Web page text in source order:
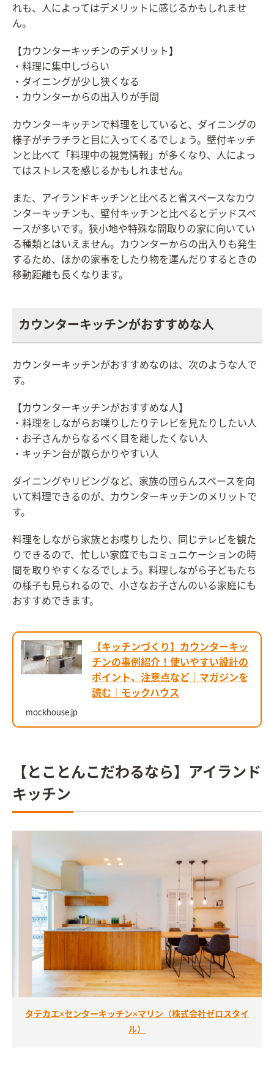
れも、人によってはデメリットに感じるかもしれませ
ん。
【カウンターキッチンのデメリット】
・料理に集中しづらい
・ダイニングが少し狭くなる
・カウンターからの出入りが手間
カウンターキッチンで料理をしていると、ダイニングの
様子がチラチラと目に入ってくるでしょう。壁付キッチ
ンと比べて「料理中の視覚情報」が多くなり、人によっ
てはストレスを感じるかもしれません。
また、アイランドキッチンと比べると省スペースなカウ
ンターキッチンも、壁付キッチンと比べるとデッドスペ
ースが多いです。狭小地や特殊な間取りの家に向いてい
る種類とはいえません。カウンターからの出入りも発生
するため、ほかの家事をしたり物を運んだりするときの
移動距離も長くなります。
カウンターキッチンがおすすめな人
カウンターキッチンがおすすめなのは、次のような人で
す。
【カウンターキッチンがおすすめな人】
・料理をしながらお喋りしたりテレビを見たりしたい人
・お子さんからなるべく目を離したくない人
・キッチン台が散らかりやすい人
ダイニングやリビングなど、家族の団らんスペースを向
いて料理できるのが、カウンターキッチンのメリットで
す。
料理をしながら家族とお喋りしたり、同じテレビを観た
りできるので、忙しい家庭でもコミュニケーションの時
間を取りやすくなるでしょう。料理しながら子どもたち
の様子も見られるので、小さなお子さんのいる家庭にも
おすすめできます。
【キッチンづくり】カウンターキッ
チンの事例紹介！使いやすい設計の
ポイント、注意点など｜マガジンを
読む｜モックハウス
mockhouse.jp
【とことんこだわるなら】アイランド
キッチン
タテカエ×センターキッチン×マリン（株式会社ゼロスタイ
ル）